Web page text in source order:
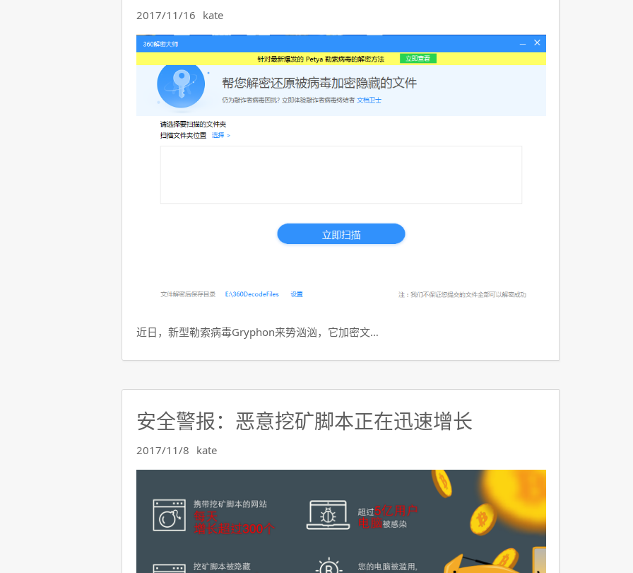
2017/11/16 kate
近日，新型勒索病毒Gryphon来势汹汹，它加密文…
安全警报：恶意挖矿脚本正在迅速增长
2017/11/8 kate